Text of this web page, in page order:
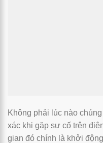
Không phải lúc nào
xác khi gặp sự cố trên
gian đó chính là khởi